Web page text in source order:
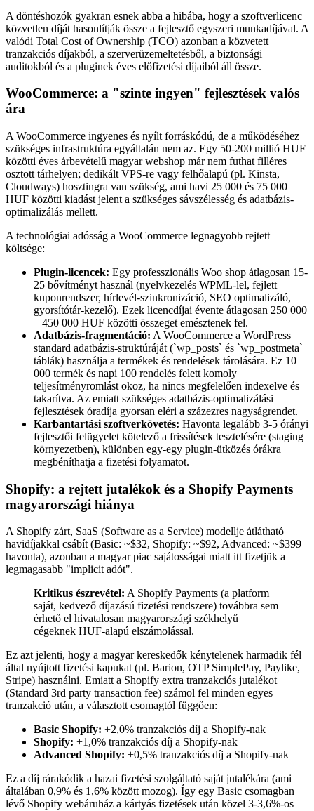
A döntéshozók gyakran esnek abba a hibába, hogy a szoftverlicenc
közvetlen díját hasonlítják össze a fejlesztő egyszeri munkadíjával. A
valódi Total Cost of Ownership (TCO) azonban a közvetett
tranzakciós díjakból, a szerverüzemeltetésből, a biztonsági
auditokból és a pluginek éves előfizetési díjaiból áll össze.
WooCommerce: a "szinte ingyen" fejlesztések valós
ára
A WooCommerce ingyenes és nyílt forráskódú, de a működéséhez
szükséges infrastruktúra egyáltalán nem az. Egy 50-200 millió HUF
közötti éves árbevételű magyar webshop már nem futhat filléres
osztott tárhelyen; dedikált VPS-re vagy felhőalapú (pl. Kinsta,
Cloudways) hosztingra van szükség, ami havi 25 000 és 75 000
HUF közötti kiadást jelent a szükséges sávszélesség és adatbázis-
optimalizálás mellett.
A technológiai adósság a WooCommerce legnagyobb rejtett
költsége:
Plugin-licencek: Egy professzionális Woo shop átlagosan 15-
25 bővítményt használ (nyelvkezelés WPML-lel, fejlett
kuponrendszer, hírlevél-szinkronizáció, SEO optimalizáló,
gyorsítótár-kezelő). Ezek licencdíjai évente átlagosan 250 000
– 450 000 HUF közötti összeget emésztenek fel.
Adatbázis-fragmentáció: A WooCommerce a WordPress
standard adatbázis-struktúráját (`wp_posts` és `wp_postmeta`
táblák) használja a termékek és rendelések tárolására. Ez 10
000 termék és napi 100 rendelés felett komoly
teljesítményromlást okoz, ha nincs megfelelően indexelve és
takarítva. Az emiatt szükséges adatbázis-optimalizálási
fejlesztések óradíja gyorsan eléri a százezres nagyságrendet.
Karbantartási szoftverkövetés: Havonta legalább 3-5 órányi
fejlesztői felügyelet kötelező a frissítések tesztelésére (staging
környezetben), különben egy-egy plugin-ütközés órákra
megbéníthatja a fizetési folyamatot.
Shopify: a rejtett jutalékok és a Shopify Payments
magyarországi hiánya
A Shopify zárt, SaaS (Software as a Service) modellje átlátható
havidíjakkal csábít (Basic: ~$32, Shopify: ~$92, Advanced: ~$399
havonta), azonban a magyar piac sajátosságai miatt itt fizetjük a
legmagasabb "implicit adót".
Kritikus észrevétel: A Shopify Payments (a platform
saját, kedvező díjazású fizetési rendszere) továbbra sem
érhető el hivatalosan magyarországi székhelyű
cégeknek HUF-alapú elszámolással.
Ez azt jelenti, hogy a magyar kereskedők kénytelenek harmadik fél
által nyújtott fizetési kapukat (pl. Barion, OTP SimplePay, Paylike,
Stripe) használni. Emiatt a Shopify extra tranzakciós jutalékot
(Standard 3rd party transaction fee) számol fel minden egyes
tranzakció után, a választott csomagtól függően:
Basic Shopify: +2,0% tranzakciós díj a Shopify-nak
Shopify: +1,0% tranzakciós díj a Shopify-nak
Advanced Shopify: +0,5% tranzakciós díj a Shopify-nak
Ez a díj rárakódik a hazai fizetési szolgáltató saját jutalékára (ami
általában 0,9% és 1,6% között mozog). Így egy Basic csomagban
lévő Shopify webáruház a kártyás fizetések után közel 3-3,6%-os